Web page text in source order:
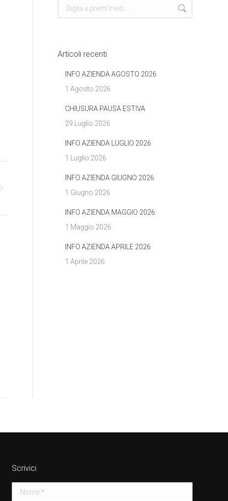
Cerca
Articoli recenti
INFO AZIENDA AGOSTO 2026
1 Agosto 2026
CHIUSURA PAUSA ESTIVA
29 Luglio 2026
INFO AZIENDA LUGLIO 2026
1 Luglio 2026
INFO AZIENDA GIUGNO 2026
1 Giugno 2026
INFO AZIENDA MAGGIO 2026
1 Maggio 2026
INFO AZIENDA APRILE 2026
1 Aprile 2026
Scrivici
Nome *